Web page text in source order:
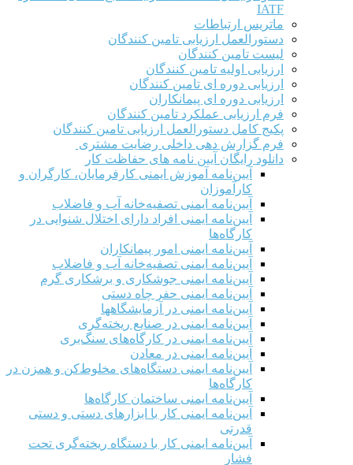
IATF
ماتریس ارتباطات
دستورالعمل ارزیابی تامین کنندگان
لیست تامین کنندگان
ارزیابی اولیه تامین کنندگان
ارزیابی دوره ای تامین کنندگان
ارزیابی دوره ای پیمانکاران
فرم ارزيابی عملکرد تامین کنندگان
پکیج کامل دستورالعمل ارزیابی تامین کنندگان
فرم گزارش دهی داخلی رضایت مشتری
دانلود رایگان آیین نامه های حفاظت کار
آیین‌نامه آموزش ایمنی کارفرمایان، کارگران و
کارآموزان
آیین‌نامه ایمنی تصفیه‌خانه آب و فاضلاب
آیین‌نامه ایمنی افراد دارای اختلال شنوایی در
کارگاه‌ها
آیین‌نامه ایمنی امور پیمانکاران
آیین‌نامه ایمنی تصفیه‌خانه آب و فاضلاب
آیین‌نامه ایمنی جوشکاری و برشکاری گرم
آیین‌نامه ایمنی حفر چاه دستی
آیین‌نامه ایمنی در آزمایشگاهها
آیین‌نامه ایمنی در صنایع ریخته‌گری
آیین‌نامه ایمنی در کارگاه‌های سنگ‌بری
آیین‌نامه ایمنی در معادن
آیین‌نامه ایمنی دستگاه‌های مخلوط‌کن و همزن در
کارگاه‌ها
آیین‌نامه ایمنی ساختمان کارگاه‌ها
آیین‌نامه ایمنی کار با ابزارهای دستی و دستی
قدرتی
آیین‌نامه ایمنی کار با دستگاه ریخته‌گری تحت
فشار